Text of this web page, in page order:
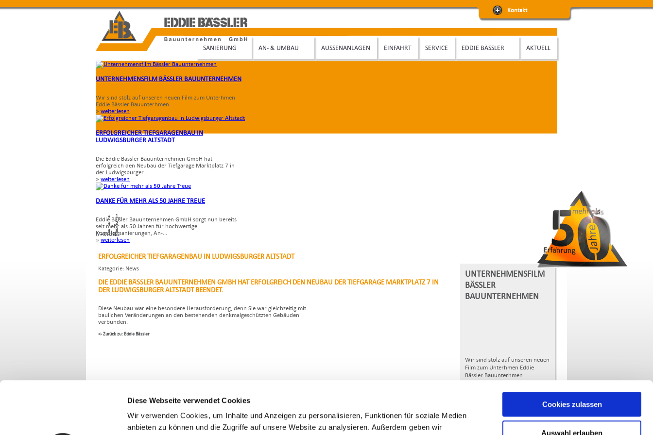
Diese Webseite verwendet Cookies
Wir verwenden Cookies, um Inhalte und Anzeigen zu personalisieren, Funktionen für soziale Medien
anbieten zu können und die Zugriffe auf unsere Website zu analysieren. Außerdem geben wir
Cookies zulassen
Auswahl erlauben
Kontakt
SANIERUNG AN- & UMBAU AUSSENANLAGEN EINFAHRT SERVICE EDDIE BÄSSLER AKTUELL
UNTERNEHMENSFILM BÄSSLER BAUUNTERNEHMEN
Wir sind stolz auf unseren neuen Film zum Unterhmen
Eddie Bässler Bauunterhmen.
» weiterlesen
ERFOLGREICHER TIEFGARAGENBAU IN
LUDWIGSBURGER ALTSTADT
Die Eddie Bässler Bauunternehmen GmbH hat
erfolgreich den Neubau der Tiefgarage Marktplatz 7 in
der Ludwigsburger...
» weiterlesen
DANKE FÜR MEHR ALS 50 JAHRE TREUE
Eddie Bäßler Bauunternehmen GmbH sorgt nun bereits
seit mehr als 50 Jahren für hochwertige
Komplettsanierungen, An-...
» weiterlesen
1
2
3
1
2
3
//AKTUELL
UNTERNEHMENSFILM
BÄSSLER
BAUUNTERNEHMEN
Wir sind stolz auf unseren neuen
Film zum Unterhmen Eddie
Bässler Bauunterhmen.
weitere Nachrichten hier klicken
ERFOLGREICHER TIEFGARAGENBAU IN LUDWIGSBURGER ALTSTADT
Kategorie: News
DIE EDDIE BÄSSLER BAUUNTERNEHMEN GMBH HAT ERFOLGREICH DEN NEUBAU DER TIEFGARAGE MARKTPLATZ 7 IN
DER LUDWIGSBURGER ALTSTADT BEENDET.
Diese Neubau war eine besondere Herausforderung, denn Sie war gleichzeitig mit
baulichen Veränderungen an den bestehenden denkmalgeschützten Gebäuden
verbunden.
<- Zurück zu: Eddie Bässler